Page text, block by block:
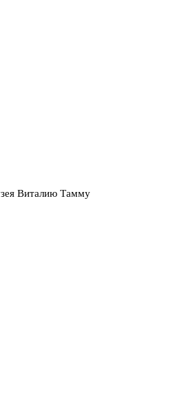
Виталию Тамму